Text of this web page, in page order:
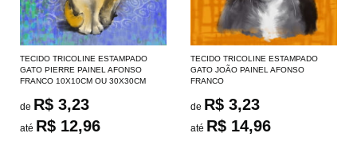
TECIDO TRICOLINE ESTAMPADO
GATO PIERRE PAINEL AFONSO
FRANCO 10X10CM OU 30X30CM
de R$ 3,23
até R$ 12,96
TECIDO TRICOLINE ESTAMPADO
GATO JOÃO PAINEL AFONSO
FRANCO
de R$ 3,23
até R$ 14,96